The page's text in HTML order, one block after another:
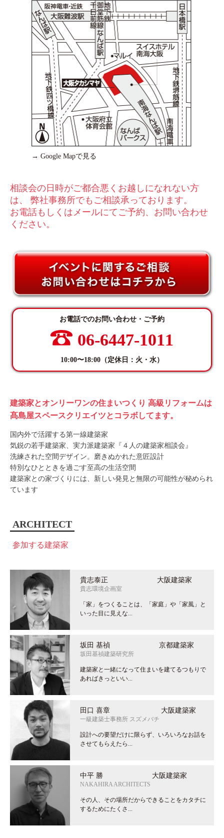
→ Google Mapで見る
相談会の⽇時がご都合悪くお越しになれない⽅
は、 弊社事務所でもご相談承っております。
お電話もしくはメールにてご予約、お問い合わせ
ください。
お電話でのお問い合わせ・ご予約
06-6447-1011
10:00〜18:00（定休日：火・水）
建築家とオンリーワンの住まいつくり 高級リフォームは
髙島屋スペースクリエイツとコラボしてます。
国内外で活躍する第一線建築家
気鋭の若手建築家、実力派建築家『４人の建築家相談会』
洗練された空間デザイン。磨きぬかれた意匠設計
特別なひとときを過ごす至高の生活空間
建築家との家づくりには、新しい発見と無限の可能性が秘められ
ています
ARCHITECT
参加する建築家
貴志泰正 大阪建築家
貴志環境企画室
「家」をつくることは、「家庭」や「家風」と
いった目に見えな...
坂田 基禎 京都建築家
坂田基禎建築研究所
建築家と一緒になって住まいを建てるつもりで
あればきっといい...
田口 喜章 大阪建築家
一級建築士事務所 スズメバチ
設計への要望だけに限らず、いろいろなお話を
させてもらえたら...
中平 勝 大阪建築家
NAKAHIRA ARCHITECTS
その人、その場所だからできることをカタチに
するためにたくさ...